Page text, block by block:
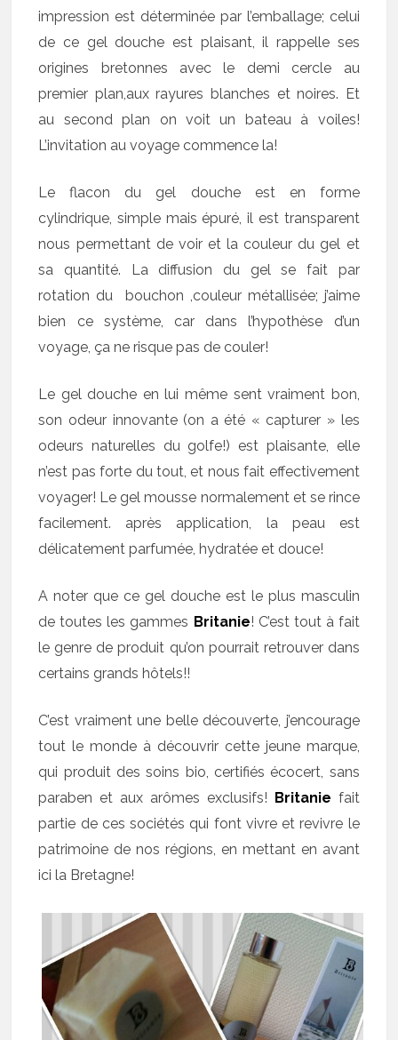
impression est déterminée par l’emballage; celui
de ce gel douche est plaisant, il rappelle ses
origines bretonnes avec le demi cercle au
premier plan,aux rayures blanches et noires. Et
au second plan on voit un bateau à voiles!
L’invitation au voyage commence la!
Le flacon du gel douche est en forme
cylindrique, simple mais épuré, il est transparent
nous permettant de voir et la couleur du gel et
sa quantité. La diffusion du gel se fait par
rotation du bouchon ,couleur métallisée; j’aime
bien ce système, car dans l’hypothèse d’un
voyage, ça ne risque pas de couler!
Le gel douche en lui même sent vraiment bon,
son odeur innovante (on a été « capturer » les
odeurs naturelles du golfe!) est plaisante, elle
n’est pas forte du tout, et nous fait effectivement
voyager! Le gel mousse normalement et se rince
facilement. après application, la peau est
délicatement parfumée, hydratée et douce!
A noter que ce gel douche est le plus masculin
de toutes les gammes Britanie! C’est tout à fait
le genre de produit qu’on pourrait retrouver dans
certains grands hôtels!!
C’est vraiment une belle découverte, j’encourage
tout le monde à découvrir cette jeune marque,
qui produit des soins bio, certifiés écocert, sans
paraben et aux arômes exclusifs! Britanie fait
partie de ces sociétés qui font vivre et revivre le
patrimoine de nos régions, en mettant en avant
ici la Bretagne!